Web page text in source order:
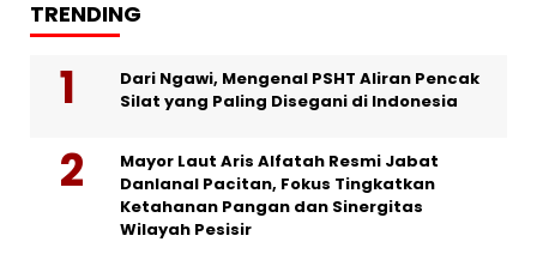
TRENDING
Dari Ngawi, Mengenal PSHT Aliran Pencak
Silat yang Paling Disegani di Indonesia
Mayor Laut Aris Alfatah Resmi Jabat
Danlanal Pacitan, Fokus Tingkatkan
Ketahanan Pangan dan Sinergitas
Wilayah Pesisir